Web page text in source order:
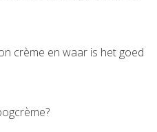
crème en waar is het goed